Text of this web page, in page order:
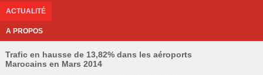
ACTUALITÉ
A PROPOS
Trafic en hausse de 13,82% dans les aéroports
Marocains en Mars 2014